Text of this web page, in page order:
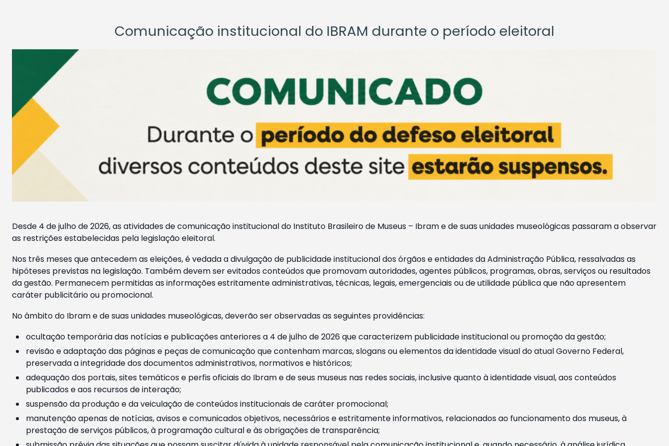
Comunicação institucional do IBRAM durante o período eleitoral
Desde 4 de julho de 2026, as atividades de comunicação institucional do Instituto Brasileiro de Museus – Ibram e de suas unidades museológicas passaram a observar
as restrições estabelecidas pela legislação eleitoral.
Nos três meses que antecedem as eleições, é vedada a divulgação de publicidade institucional dos órgãos e entidades da Administração Pública, ressalvadas as
hipóteses previstas na legislação. Também devem ser evitados conteúdos que promovam autoridades, agentes públicos, programas, obras, serviços ou resultados
da gestão. Permanecem permitidas as informações estritamente administrativas, técnicas, legais, emergenciais ou de utilidade pública que não apresentem
caráter publicitário ou promocional.
No âmbito do Ibram e de suas unidades museológicas, deverão ser observadas as seguintes providências:
ocultação temporária das notícias e publicações anteriores a 4 de julho de 2026 que caracterizem publicidade institucional ou promoção da gestão;
revisão e adaptação das páginas e peças de comunicação que contenham marcas, slogans ou elementos da identidade visual do atual Governo Federal,
preservada a integridade dos documentos administrativos, normativos e históricos;
adequação dos portais, sites temáticos e perfis oficiais do Ibram e de seus museus nas redes sociais, inclusive quanto à identidade visual, aos conteúdos
publicados e aos recursos de interação;
suspensão da produção e da veiculação de conteúdos institucionais de caráter promocional;
manutenção apenas de notícias, avisos e comunicados objetivos, necessários e estritamente informativos, relacionados ao funcionamento dos museus, à
prestação de serviços públicos, à programação cultural e às obrigações de transparência;